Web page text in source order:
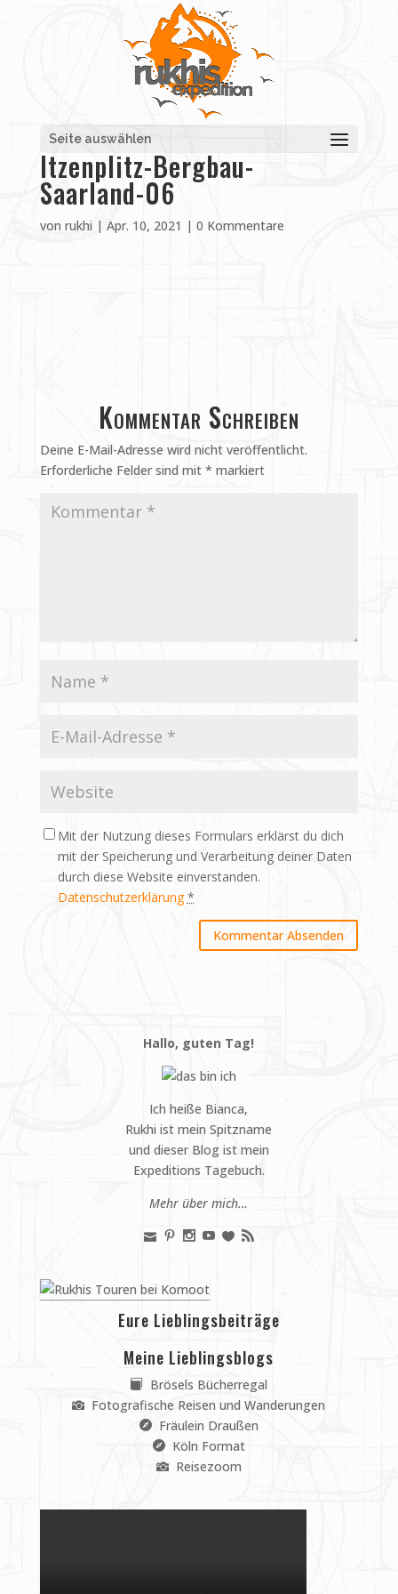
Seite auswählen
Itzenplitz-Bergbau-
Saarland-06
von rukhi| Apr. 10, 2021 | 0 Kommentare
Kommentar Schreiben
Deine E-Mail-Adresse wird nicht veröffentlicht.
Erforderliche Felder sind mit * markiert
Mit der Nutzung dieses Formulars erklärst du dich
mit der Speicherung und Verarbeitung deiner Daten
durch diese Website einverstanden.
Datenschutzerklärung *
Hallo, guten Tag!
Ich heiße Bianca,
Rukhi ist mein Spitzname
und dieser Blog ist mein
Expeditions Tagebuch.
Mehr über mich…
Eure Lieblingsbeiträge
Meine Lieblingsblogs
Brösels Bücherregal
Fotografische Reisen und Wanderungen
Fräulein Draußen
Köln Format
Reisezoom